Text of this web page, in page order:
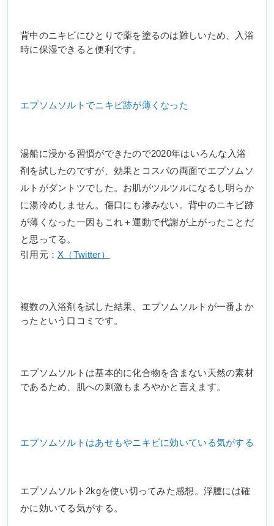
背中のニキビにひとりで薬を塗るのは難しいため、入浴
時に保湿できると便利です。
エプソムソルトでニキビ跡が薄くなった
湯船に浸かる習慣ができたので2020年はいろんな入浴
剤を試したのですが、効果とコスパの両面でエプソムソ
ルトがダントツでした。お肌がツルツルになるし明らか
に湯冷めしません。傷口にも滲みない。背中のニキビ跡
が薄くなった一因もこれ＋運動で代謝が上がったことだ
と思ってる。
引用元： X（Twitter）
複数の入浴剤を試した結果、エプソムソルトが一番よか
ったという口コミです。
エプソムソルトは基本的に化合物を含まない天然の素材
であるため、肌への刺激もまろやかと言えます。
エプソムソルトはあせもやニキビに効いている気がする
エプソムソルト2kgを使い切ってみた感想。浮腫には確
かに効いてる気がする。